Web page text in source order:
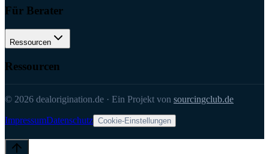
Für Berater
Ressourcen
Ressourcen
© 2026 dealorigination.de · Ein Projekt von sourcingclub.de
ImpressumDatenschutz Cookie-Einstellungen